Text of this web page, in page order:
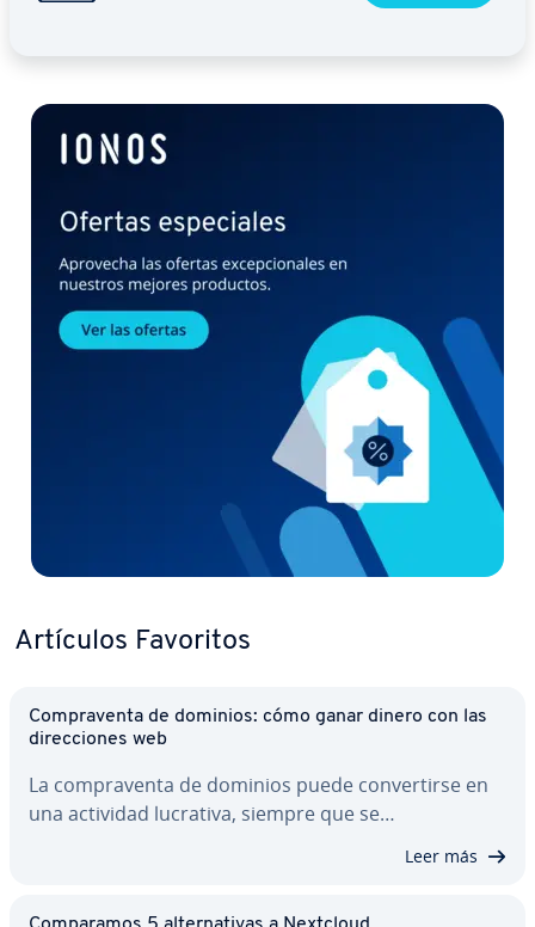
Artículos Favoritos
Co­m­pra­ve­n­ta de dominios: cómo ganar dinero con las
di­re­c­cio­nes web
La co­m­pra­ve­n­ta de dominios puede co­n­ve­r­ti­r­se en
una actividad lucrativa, siempre que se…
Leer más